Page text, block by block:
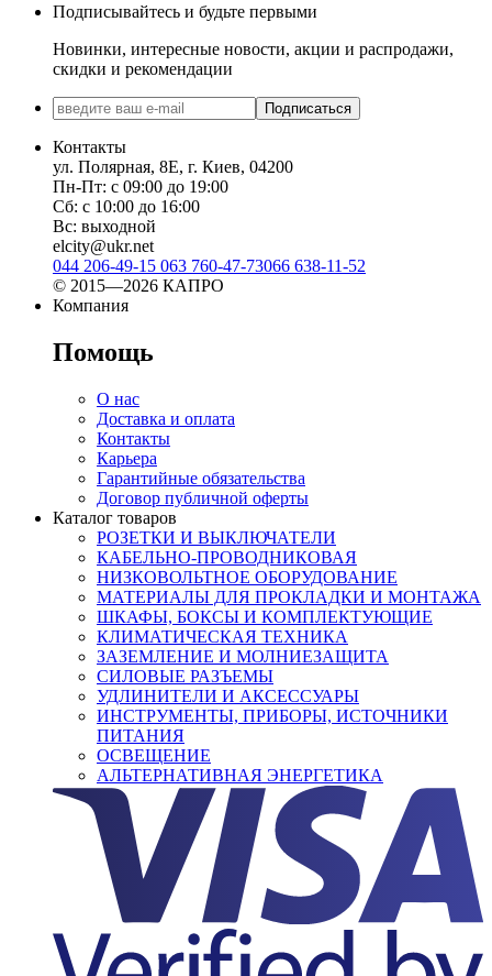
Подписывайтесь и будьте первыми
Новинки, интересные новости, акции и распродажи,
скидки и рекомендации
Подписаться
Контакты
ул. Полярная, 8Е, г. Киев, 04200
Пн-Пт: с 09:00 до 19:00
Сб: с 10:00 до 16:00
Вс: выходной
elcity@ukr.net
044 206-49-15 063 760-47-73066 638-11-52
© 2015—2026 КАПРО
Компания
Помощь
О нас
Доставка и оплата
Контакты
Карьера
Гарантийные обязательства
Договор публичной оферты
Каталог товаров
РОЗЕТКИ И ВЫКЛЮЧАТЕЛИ
КАБЕЛЬНО-ПРОВОДНИКОВАЯ
НИЗКОВОЛЬТНОЕ ОБОРУДОВАНИЕ
МАТЕРИАЛЫ ДЛЯ ПРОКЛАДКИ И МОНТАЖА
ШКАФЫ, БОКСЫ И КОМПЛЕКТУЮЩИЕ
КЛИМАТИЧЕСКАЯ ТЕХНИКА
ЗАЗЕМЛЕНИЕ И МОЛНИЕЗАЩИТА
СИЛОВЫЕ РАЗЪЕМЫ
УДЛИНИТЕЛИ И АКСЕССУАРЫ
ИНСТРУМЕНТЫ, ПРИБОРЫ, ИСТОЧНИКИ
ПИТАНИЯ
ОСВЕЩЕНИЕ
АЛЬТЕРНАТИВНАЯ ЭНЕРГЕТИКА